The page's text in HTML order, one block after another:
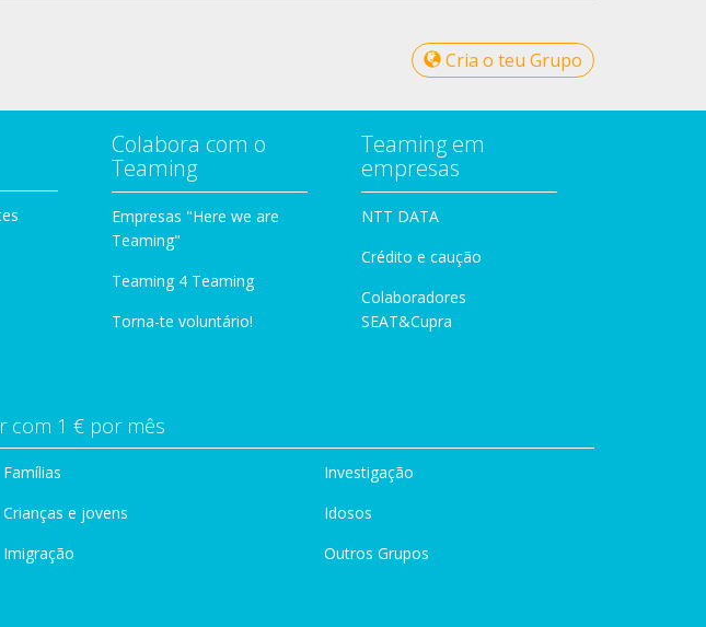
Cria o teu Grupo
Colabora com o
Teaming
Empresas "Here we are
Teaming"
Teaming 4 Teaming
Torna-te voluntário!
Teaming em
empresas
NTT DATA
Crédito e caução
Colaboradores
SEAT&Cupra
com 1 € por mês
Famílias
Crianças e jovens
Imigração
Investigação
Idosos
Outros Grupos